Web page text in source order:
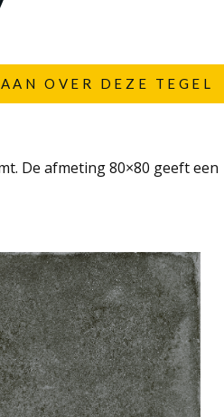
OVER DEZE TEGEL
De afmeting 80×80 geeft een